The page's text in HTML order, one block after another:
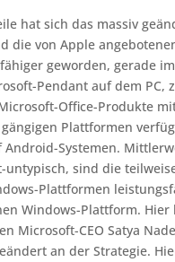
hat sich das massiv
die von Apple
geworden, gerade
Pendant auf dem PC,
Office-Produkte
Plattformen
Android-Systemen.
untypisch, sind die
Plattformen
Windows-Plattform. Hier
Microsoft-CEO Satya
an der Strategie.